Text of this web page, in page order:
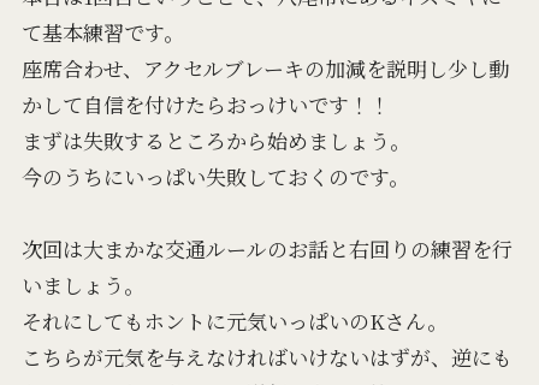
て基本練習です。
座席合わせ、アクセルブレーキの加減を説明し少し動
かして自信を付けたらおっけいです！！
まずは失敗するところから始めましょう。
今のうちにいっぱい失敗しておくのです。
次回は大まかな交通ルールのお話と右回りの練習を行
いましょう。
それにしてもホントに元気いっぱいのKさん。
こちらが元気を与えなければいけないはずが、逆にも